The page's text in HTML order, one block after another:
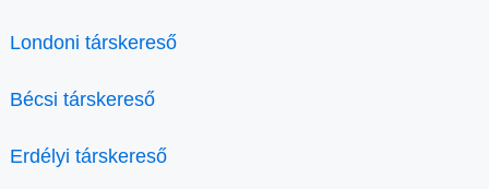
Londoni társkereső
Bécsi társkereső
Erdélyi társkereső